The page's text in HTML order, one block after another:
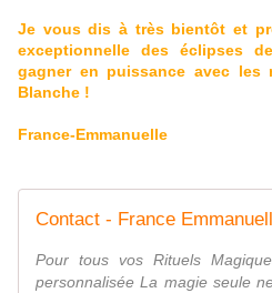
Je vous dis à très bientôt et
exceptionnelle des éclipses
gagner en puissance avec les
Blanche !
France-Emmanuelle
Contact - France
Pour tous vos Rituels
personnalisée La magie seule